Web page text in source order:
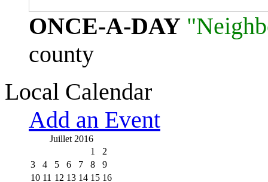
ONCE-A-DAY
county
Local Calendar
Add an Event
Juillet 2016
1
2
3
4 5 6 7 8
9
10 11 12 13 14 15 16